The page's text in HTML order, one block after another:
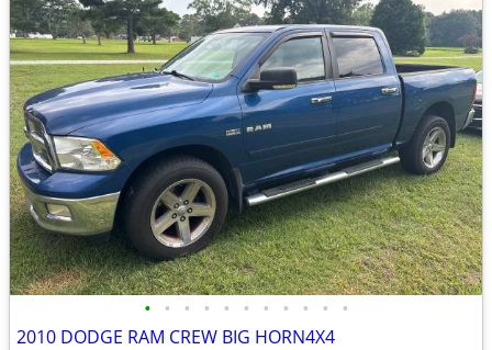
• • • • • • • • • • •
2010 DODGE RAM CREW BIG HORN4X4